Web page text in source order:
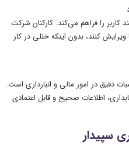
کاربر را فراهم می‌کند. کارکنان شرکت
کنند، بدون اینکه خللی در کار
دقیق در امور مالی و انبارداری است.
اطلاعات صحیح و قابل اعتمادی
سپیدار